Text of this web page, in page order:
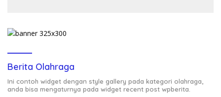
Berita Olahraga
Ini contoh widget dengan style gallery pada kategori olahraga,
anda bisa mengaturnya pada widget recent post wpberita.